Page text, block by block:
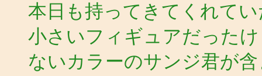
本日も持ってきてくれて
小さいフィギュアだった
ないカラーのサンジ君が